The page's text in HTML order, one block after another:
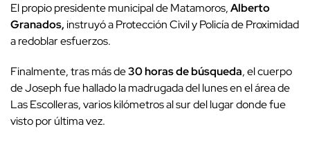
El propio presidente municipal de Matamoros,Alberto
Granados,instruyó a Protección Civil y Policía de Proximidad
a redoblar esfuerzos.
Finalmente, tras más de30 horas de búsqueda, el cuerpo
de Joseph fue hallado la madrugada del lunes en el área de
Las Escolleras, varios kilómetros al sur del lugar donde fue
visto por última vez.